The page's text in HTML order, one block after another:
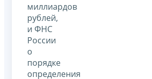
миллиардов
рублей,
и ФНС
России
о
порядке
определения